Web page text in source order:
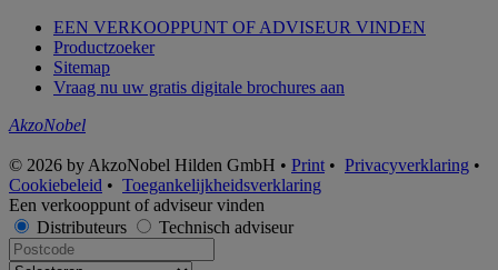
EEN VERKOOPPUNT OF ADVISEUR VINDEN
Productzoeker
Sitemap
Vraag nu uw gratis digitale brochures aan
AkzoNobel
© 2026 by AkzoNobel Hilden GmbH • Print • Privacyverklaring •
Cookiebeleid • Toegankelijkheidsverklaring
Een verkooppunt of adviseur vinden
Distributeurs
Technisch adviseur